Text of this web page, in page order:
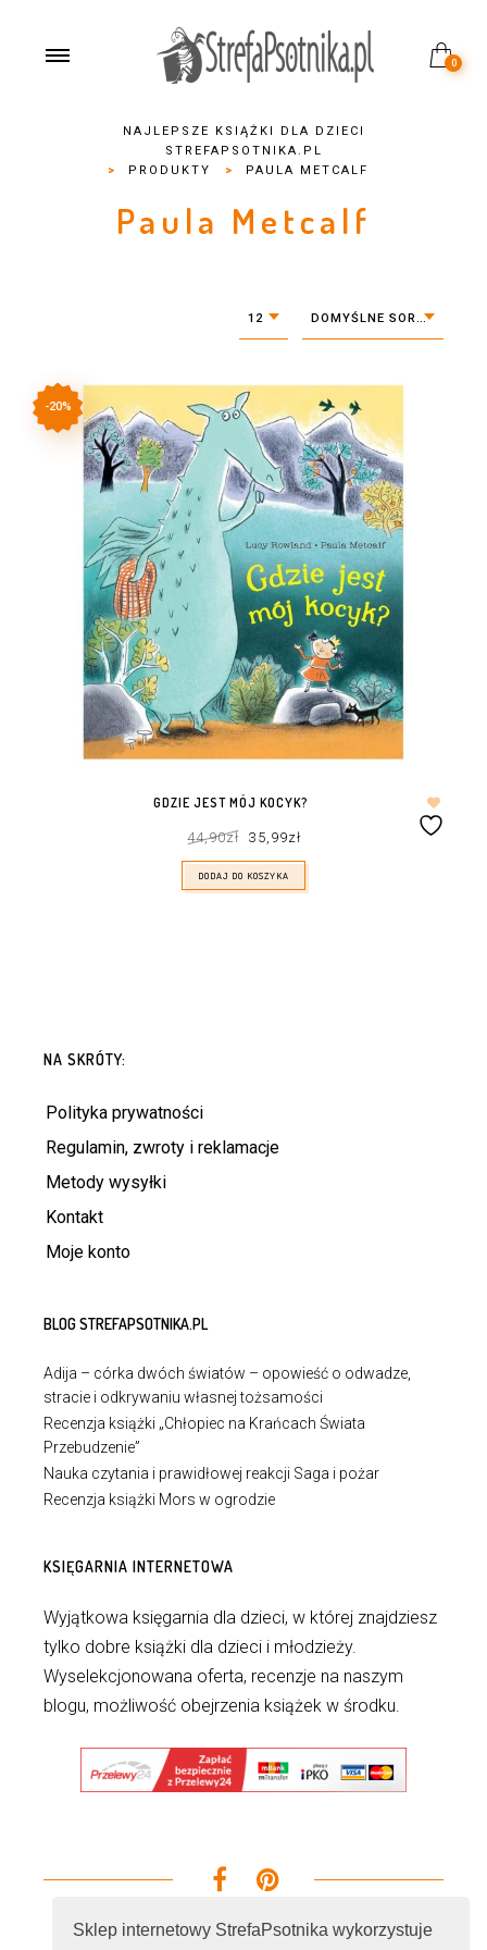
Sklep internetowy StrefaPsotnika wykorzystuje
0
NAJLEPSZE KSIĄŻKI DLA DZIECI
STREFAPSOTNIKA.PL
>
PRODUKTY > PAULA METCALF
Paula Metcalf
12 DOMYŚLNE SORTOWANIE
-20%
GDZIE JEST MÓJ KOCYK?
44,90zł cena
wynosiła:
44,90zł.
35,99złcena
35,99zł.
DODAJ DO KOSZYKA
NA SKRÓTY:
Polityka prywatności
Regulamin, zwroty i reklamacje
Metody wysyłki
Kontakt
Moje konto
BLOG STREFAPSOTNIKA.PL
Adija – córka dwóch światów – opowieść o odwadze,
stracie i odkrywaniu własnej tożsamości
Recenzja książki „Chłopiec na Krańcach Świata
Przebudzenie”
Nauka czytania i prawidłowej reakcji Saga i pożar
Recenzja książki Mors w ogrodzie
KSIĘGARNIA INTERNETOWA
Wyjątkowa księgarnia dla dzieci, w której znajdziesz
tylko dobre książki dla dzieci i młodzieży.
Wyselekcjonowana oferta, recenzje na naszym
blogu, możliwość obejrzenia książek w środku.